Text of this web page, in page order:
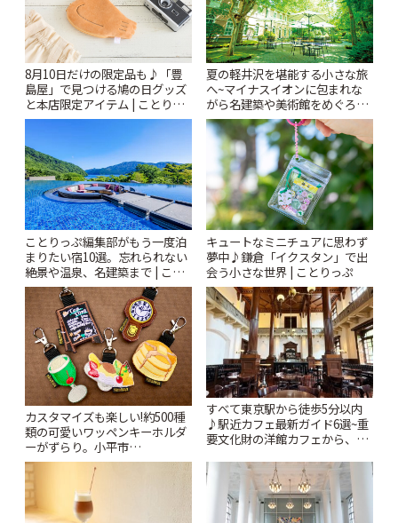
8月10日だけの限定品も♪「豊
島屋」で見つける鳩の日グッズ
と本店限定アイテム | ことりっ
ぷ
夏の軽井沢を堪能する小さな旅
へ~マイナスイオンに包まれな
がら名建築や美術館をめぐろう
~ | ことりっぷ
ことりっぷ編集部がもう一度泊
まりたい宿10選。忘れられない
絶景や温泉、名建築まで | こと
りっぷ
キュートなミニチュアに思わず
夢中♪鎌倉「イクスタン」で出
会う小さな世界 | ことりっぷ
カスタマイズも楽しい!約500種
類の可愛いワッペンキーホルダ
ーがずらり。小平市
「Kimamaya T&K」 | ことりっ
ぷ
すべて東京駅から徒歩5分以内
♪駅近カフェ最新ガイド6選~重
要文化財の洋館カフェから、改
りっぷ